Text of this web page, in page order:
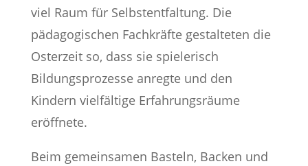
viel Raum für Selbstentfaltung. Die
pädagogischen Fachkräfte gestalteten die
Osterzeit so, dass sie spielerisch
Bildungsprozesse anregte und den
Kindern vielfältige Erfahrungsräume
eröffnete.
Beim gemeinsamen Basteln, Backen und